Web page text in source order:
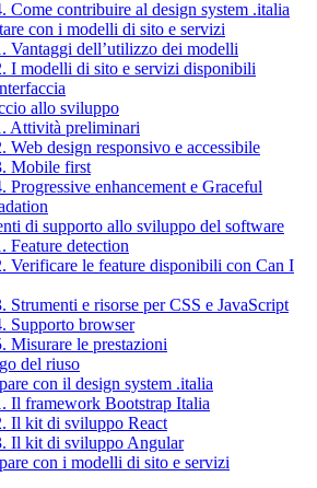
Come contribuire al design system .italia
con i modelli di sito e servizi
Vantaggi dell’utilizzo dei modelli
I modelli di sito e servizi disponibili
allo sviluppo
Attività preliminari
Web design responsivo e accessibile
Mobile first
Progressive enhancement e Graceful
di supporto allo sviluppo del software
Feature detection
Verificare le feature disponibili con Can I
Strumenti e risorse per CSS e JavaScript
Supporto browser
Misurare le prestazioni
del riuso
con il design system .italia
Il framework Bootstrap Italia
Il kit di sviluppo React
Il kit di sviluppo Angular
con i modelli di sito e servizi